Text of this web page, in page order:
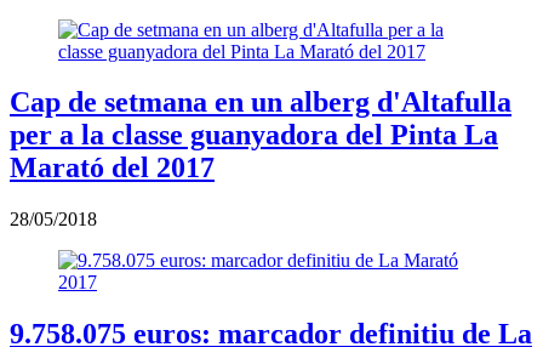
Cap de setmana en un alberg d'Altafulla
per a la classe guanyadora del Pinta La
Marató del 2017
28/05/2018
9.758.075 euros: marcador definitiu de La